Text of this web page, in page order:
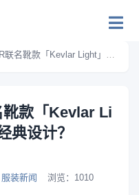
「Kevlar Light」如何颠覆经典设计？
款「Kevlar Li
典设计？
服装新闻 浏览： 1010